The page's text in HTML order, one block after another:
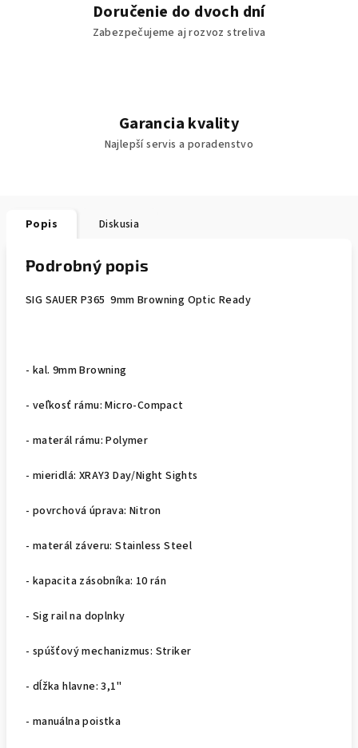
Doručenie do dvoch dní
Zabezpečujeme aj rozvoz streliva
Garancia kvality
Najlepší servis a poradenstvo
Popis Diskusia
Podrobný popis
SIG SAUER P365 9mm Browning Optic Ready
- kal. 9mm Browning
- veľkosť rámu: Micro-Compact
- materál rámu: Polymer
- mieridlá: XRAY3 Day/Night Sights
- povrchová úprava: Nitron
- materál záveru: Stainless Steel
- kapacita zásobníka: 10 rán
- Sig rail na doplnky
- spúšťový mechanizmus: Striker
- dĺžka hlavne: 3,1"
- manuálna poistka